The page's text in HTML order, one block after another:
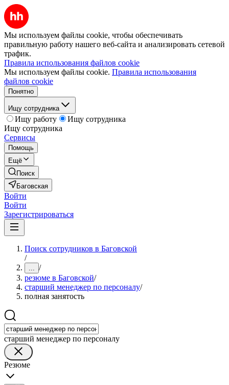
Мы используем файлы cookie, чтобы обеспечивать
правильную работу нашего веб-сайта и анализировать сетевой
трафик.
Правила использования файлов cookie
Мы используем файлы cookie. Правила использования
файлов cookie
Понятно
Ищу сотрудника
Ищу работу
Ищу сотрудника
Ищу сотрудника
Сервисы
Помощь
Ещё
Поиск
Баговская
Войти
Войти
Зарегистрироваться
Поиск сотрудников в Баговской
/
... /
резюме в Баговской/
старший менеджер по персоналу/
полная занятость
старший менеджер по персоналу
Резюме